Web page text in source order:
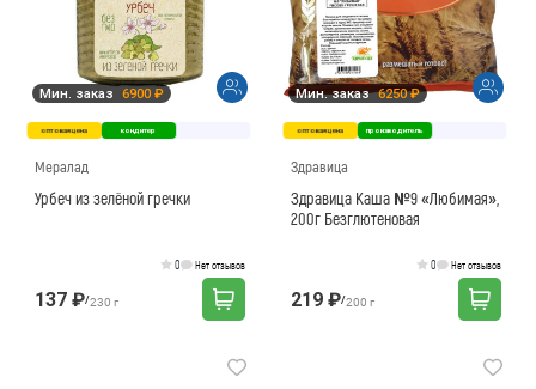
Мин. заказ 6900 ₽
оптовая цена кондитер
Мералад
Урбеч из зелёной гречки
0 Нет отзывов
137 ₽/230 г
Мин. заказ 6250 ₽
оптовая цена производитель
Здравица
Здравица Каша №9 «Любимая»,
200г Безглютеновая
0 Нет отзывов
219 ₽/200 г